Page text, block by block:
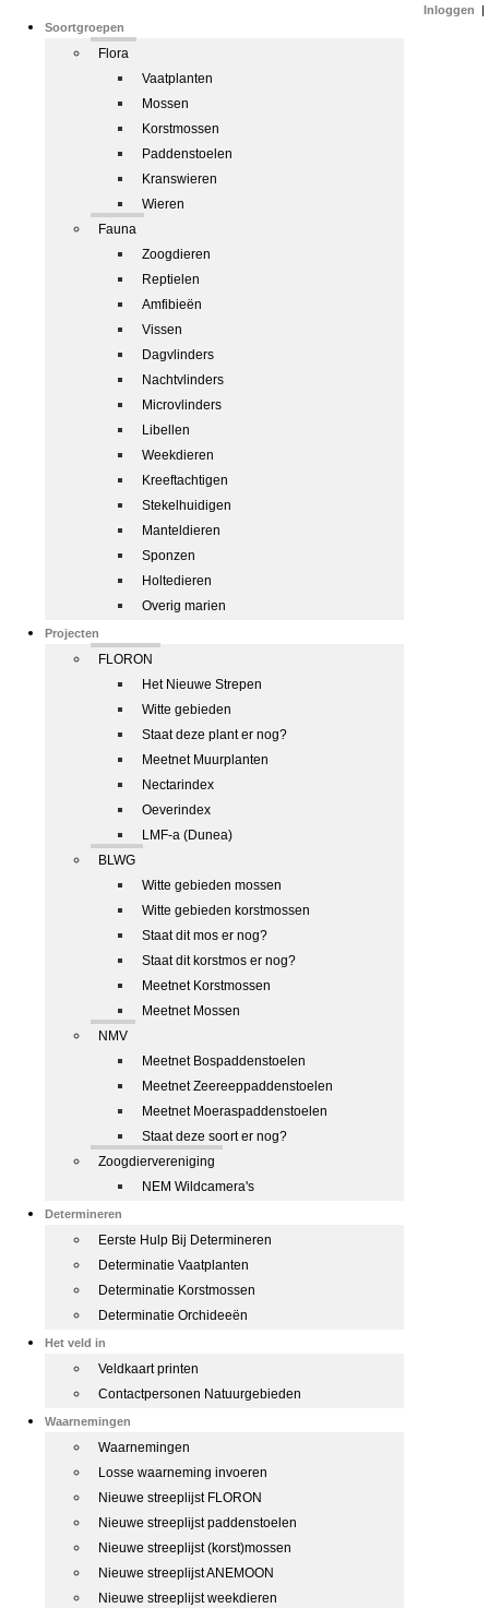
Soortgroepen
Flora
Vaatplanten
Mossen
Korstmossen
Paddenstoelen
Kranswieren
Wieren
Fauna
Zoogdieren
Reptielen
Amfibieën
Vissen
Dagvlinders
Nachtvlinders
Microvlinders
Libellen
Weekdieren
Kreeftachtigen
Stekelhuidigen
Manteldieren
Sponzen
Holtedieren
Overig marien
Projecten
FLORON
Het Nieuwe Strepen
Witte gebieden
Staat deze plant er nog?
Meetnet Muurplanten
Nectarindex
Oeverindex
LMF-a (Dunea)
BLWG
Witte gebieden mossen
Witte gebieden korstmossen
Staat dit mos er nog?
Staat dit korstmos er nog?
Meetnet Korstmossen
Meetnet Mossen
NMV
Meetnet Bospaddenstoelen
Meetnet Zeereeppaddenstoelen
Meetnet Moeraspaddenstoelen
Staat deze soort er nog?
Zoogdiervereniging
NEM Wildcamera's
Determineren
Eerste Hulp Bij Determineren
Determinatie Vaatplanten
Determinatie Korstmossen
Determinatie Orchideeën
Het veld in
Veldkaart printen
Contactpersonen Natuurgebieden
Waarnemingen
Waarnemingen
Losse waarneming invoeren
Nieuwe streeplijst FLORON
Nieuwe streeplijst paddenstoelen
Nieuwe streeplijst (korst)mossen
Nieuwe streeplijst ANEMOON
Nieuwe streeplijst weekdieren
Inloggen |